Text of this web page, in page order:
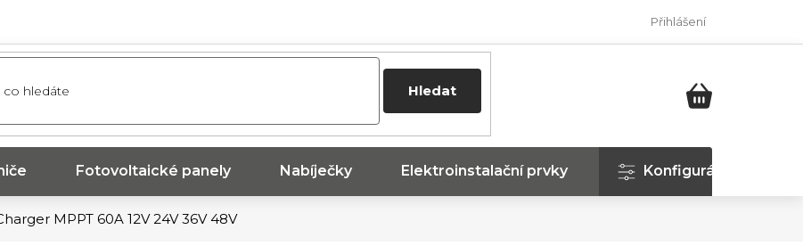
Přihlášení
Hledat
NÁKUPNÍ
KOŠÍK
Fotovoltaické panely Nabíječky Elektroinstalační prvky Konfigurátor
MPPT 60A 12V 24V 36V 48V